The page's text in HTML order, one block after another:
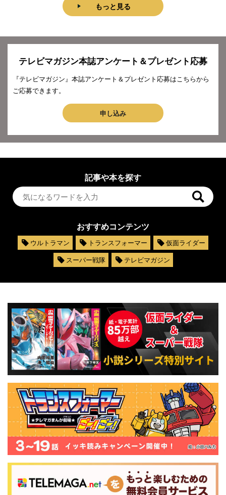
もっと見る
テレビマガジン本誌アンケート＆プレゼント応募
『テレビマガジン』本誌アンケート＆プレゼント応募はこちらから
ご応募できます。
申し込み
記事や本を探す
おすすめコンテンツ
ウルトラマン トランスフォーマー
仮面ライダー
スーパー戦隊
テレビマガジン